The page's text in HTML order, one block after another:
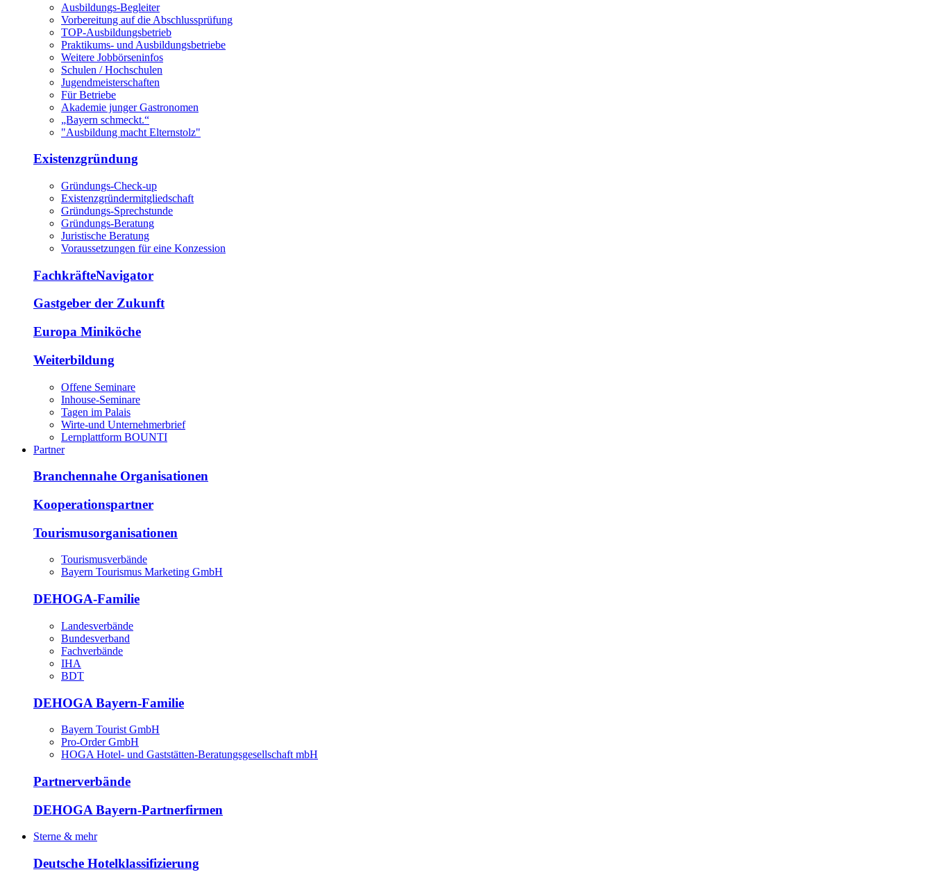
Ausbildungs-Begleiter
Vorbereitung auf die Abschlussprüfung
TOP-Ausbildungsbetrieb
Praktikums- und Ausbildungsbetriebe
Weitere Jobbörseninfos
Schulen / Hochschulen
Jugendmeisterschaften
Für Betriebe
Akademie junger Gastronomen
„Bayern schmeckt.“
"Ausbildung macht Elternstolz"
Existenzgründung
Gründungs-Check-up
Existenzgründermitgliedschaft
Gründungs-Sprechstunde
Gründungs-Beratung
Juristische Beratung
Voraussetzungen für eine Konzession
FachkräfteNavigator
Gastgeber der Zukunft
Europa Miniköche
Weiterbildung
Offene Seminare
Inhouse-Seminare
Tagen im Palais
Wirte-und Unternehmerbrief
Lernplattform BOUNTI
Partner
Branchennahe Organisationen
Kooperationspartner
Tourismusorganisationen
Tourismusverbände
Bayern Tourismus Marketing GmbH
DEHOGA-Familie
Landesverbände
Bundesverband
Fachverbände
IHA
BDT
DEHOGA Bayern-Familie
Bayern Tourist GmbH
Pro-Order GmbH
HOGA Hotel- und Gaststätten-Beratungsgesellschaft mbH
Partnerverbände
DEHOGA Bayern-Partnerfirmen
Sterne & mehr
Deutsche Hotelklassifizierung